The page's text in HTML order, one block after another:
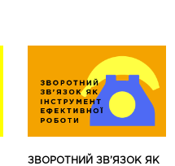
ЗВОРОТНИЙ ЗВ’ЯЗОК ЯК